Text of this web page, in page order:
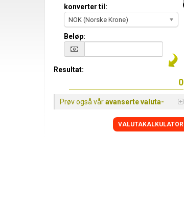
konverter til:
NOK (Norske Krone)
Beløp:
Resultat:
Prøv også våravanserte valuta-
VALUTAKALKULATOR